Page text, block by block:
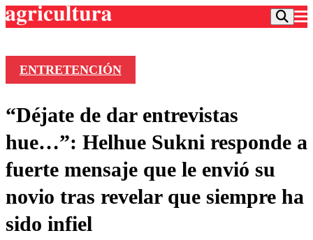
Frecuencias
Agricultura TV
Deportes
Colo Colo
Motor
Otros Deportes
Seleccion Chilena
Entretención
Dato Practico
Economía
Vida Social
Publicaciones en medios
ENTRETENCIÓN
“Déjate de dar entrevistas
hue…”: Helhue Sukni responde a
fuerte mensaje que le envió su
novio tras revelar que siempre ha
sido infiel